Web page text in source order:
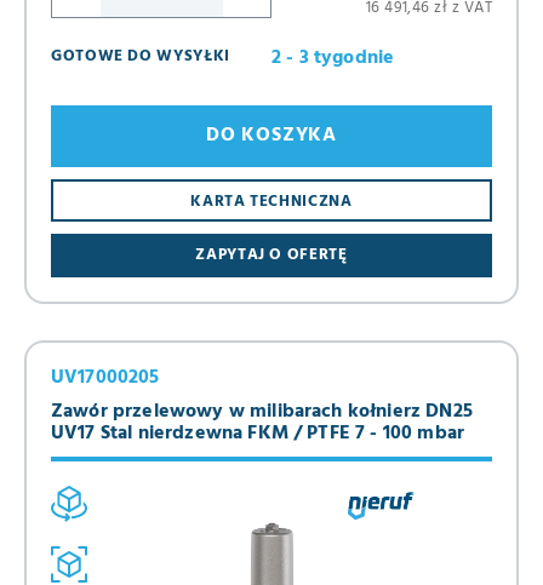
16 491,46 zł z VAT
GOTOWE DO WYSYŁKI
2 - 3 tygodnie
ZAPYTAJ O OFERTĘ
KARTA TECHNICZNA
DO KOSZYKA
Zawór przelewowy w milibarach kołnierz DN25
UV17 Stal nierdzewna FKM / PTFE 7 - 100 mbar
UV17000205